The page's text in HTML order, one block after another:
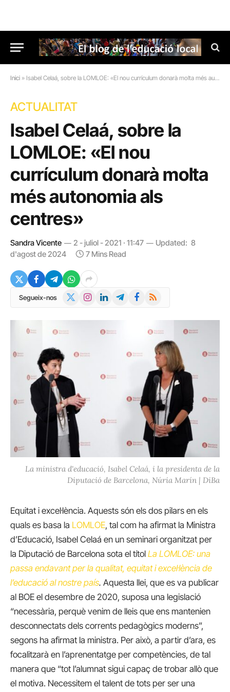
Inici » Isabel Celaá, sobre la LOMLOE: «El nou currículum donarà molta més autonomia als centres»
ACTUALITAT
Isabel Celaá, sobre la
LOMLOE: «El nou
currículum donarà molta
més autonomia als
centres»
Sandra Vicente 2 - juliol - 2021 · 11:47 Updated: 8
d'agost de 2024
7 Mins Read
Segueix-nos InstagramLinkedInTelegramFacebook
RSS
La ministra d'educació, Isabel Celaá, i la presidenta de la
Diputació de Barcelona, Núria Marín | DiBa
Equitat i excel·lència. Aquests són els dos pilars en els
quals es basa la LOMLOE, tal com ha afirmat la Ministra
d’Educació, Isabel Celaá en un seminari organitzat per
la Diputació de Barcelona sota el títol La LOMLOE: una
passa endavant per la qualitat, equitat i excel·lència de
l’educació al nostre país. Aquesta llei, que es va publicar
al BOE el desembre de 2020, suposa una legislació
“necessària, perquè venim de lleis que ens mantenien
desconnectats dels corrents pedagògics moderns”,
segons ha afirmat la ministra. Per això, a partir d’ara, es
focalitzarà en l’aprenentatge per competències, de tal
manera que “tot l’alumnat sigui capaç de trobar allò que
el motiva. Necessitem el talent de tots per ser una